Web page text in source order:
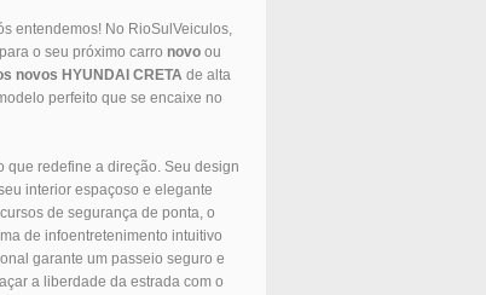
entendemos! No RioSulVeiculos,
o seu próximo carro novo ou
novos HYUNDAI CRETA de alta
perfeito que se encaixe no
que redefine a direção. Seu design
interior espaçoso e elegante
de segurança de ponta, o
de infoentretenimento intuitivo
garante um passeio seguro e
a liberdade da estrada com o